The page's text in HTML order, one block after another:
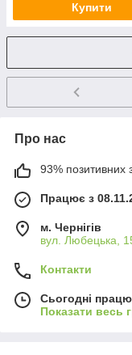
Купити
Про нас
93% позитивних з
Працює з
м. Чернігів
вул. Любецька,
Контакти
Сьогодні
Показати весь